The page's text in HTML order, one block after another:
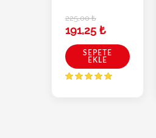
225,00₺
191,25 ₺
SEPETE
EKLE